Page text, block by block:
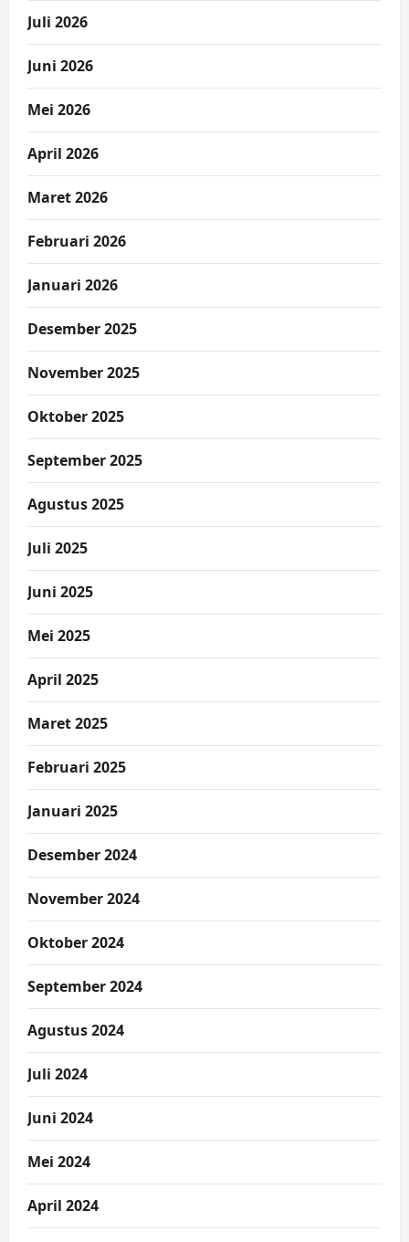
Juli 2026
Juni 2026
Mei 2026
April 2026
Maret 2026
Februari 2026
Januari 2026
Desember 2025
November 2025
Oktober 2025
September 2025
Agustus 2025
Juli 2025
Juni 2025
Mei 2025
April 2025
Maret 2025
Februari 2025
Januari 2025
Desember 2024
November 2024
Oktober 2024
September 2024
Agustus 2024
Juli 2024
Juni 2024
Mei 2024
April 2024